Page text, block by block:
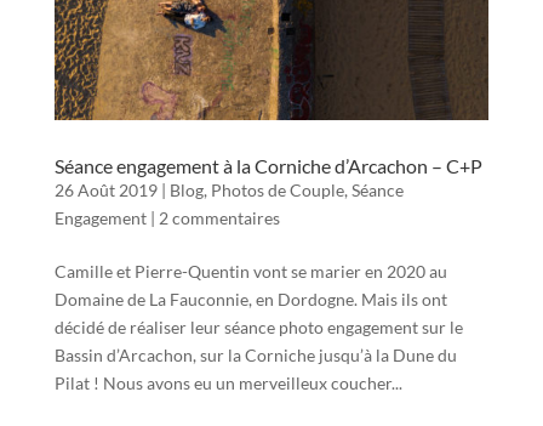
Séance engagement à la Corniche d’Arcachon – C+P
26 Août 2019| Blog, Photos de Couple, Séance
Engagement| 2 commentaires
Camille et Pierre-Quentin vont se marier en 2020 au
Domaine de La Fauconnie, en Dordogne. Mais ils ont
décidé de réaliser leur séance photo engagement sur le
Bassin d’Arcachon, sur la Corniche jusqu’à la Dune du
Pilat ! Nous avons eu un merveilleux coucher...